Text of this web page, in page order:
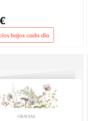
bajos cada día